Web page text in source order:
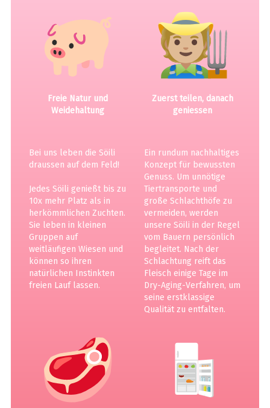
Freie Natur und
Weidehaltung
Bei uns leben die Söili
draussen auf dem Feld!
Jedes Söili genießt bis zu
10x mehr Platz als in
herkömmlichen Zuchten.
Sie leben in kleinen
Gruppen auf
weitläufigen Wiesen und
können so ihren
natürlichen Instinkten
freien Lauf lassen.
Zuerst teilen, danach
geniessen
Ein rundum nachhaltiges
Konzept für bewussten
Genuss. Um unnötige
Tiertransporte und
große Schlachthöfe zu
vermeiden, werden
unsere Söili in der Regel
vom Bauern persönlich
begleitet. Nach der
Schlachtung reift das
Fleisch einige Tage im
Dry-Aging-Verfahren, um
seine erstklassige
Qualität zu entfalten.